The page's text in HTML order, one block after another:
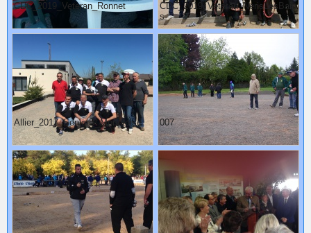
CDC_2019_Veteran_Ronnet
CDC_2019_Veteran_NerisLesBain
s
Allier_2017_SeniorB_Monetoise 007